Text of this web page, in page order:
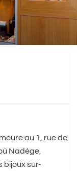
au 1, rue de
Nadège,
bijoux sur-